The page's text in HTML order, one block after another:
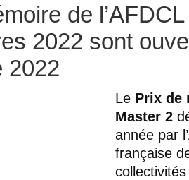
de
2022 sont
2022
LePrix de
Master 2
année par
française